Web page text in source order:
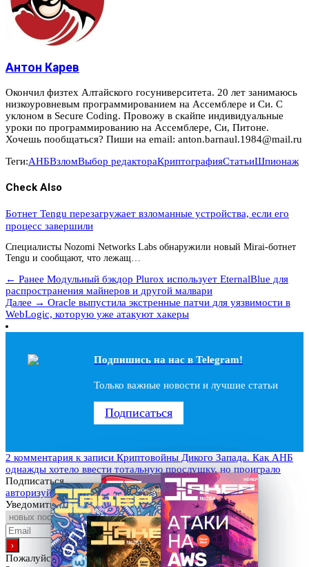
Антон Карев
Окончил физтех Алтайского госуниверситета. 20 лет занимаюсь
низкоуровневым программированием на Ассемблере и Си. С
уклоном в Secure Coding. Провожу в скайпе индивидуальные
уроки по программированию на Ассемблере, Си, Питоне.
Хочешь пообщаться? Пиши на email: anton.barnaul.1984@mail.ru
Теги:АНБВзломВыбор редактораКриптографияСтатьиШпионаж
Check Also
Ботнет Tengu перезагружает взломанные устройства, если его
процесс завершили
Специалисты Nozomi Networks Labs обнаружили новый Mirai-ботнет
Tengu и сообщают, что лежащ…
← Ранее Модульный бэкдор Plurox использует EternalBlue для
распространения майнеров и другой малвари
Далее → Oracle выпустила экстренные патчи для уязвимости в
WebLogic, которую уже атакуют хакеры
Подпишись на наc в Telegram!
Только важные новости и лучшие статьи
Подписаться
2 комментария к записи Криптовойны Дикого Запада. Как АНБ
однажды хотело ввести тотальную прослушку, но проиграло
Подписаться
авторизуйтесь
Уведомить о
Пожалуйста, войдите, чтобы прокомментировать